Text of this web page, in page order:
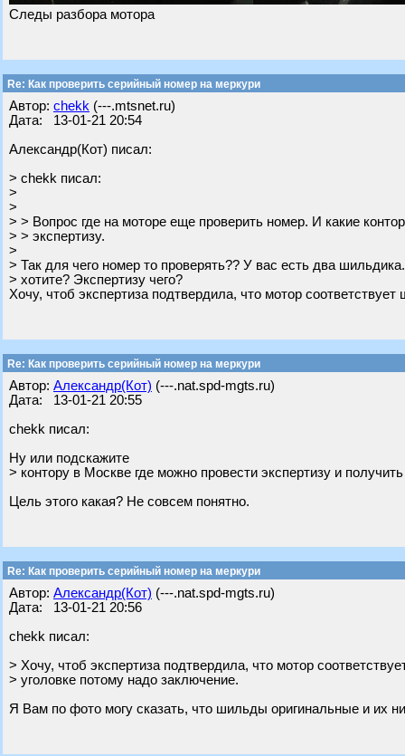
Следы разбора мотора
Re: Как проверить серийный номер на меркури
Автор: chekk (---.mtsnet.ru)
Дата: 13-01-21 20:54
Александр(Кот) писал:
> chekk писал:
>
>
> > Вопрос где на моторе еще проверить номер. И какие
> > экспертизу.
>
> Так для чего номер то проверять?? У вас есть два
> хотите? Экспертизу чего?
Хочу, чтоб экспертиза подтвердила, что мотор
Re: Как проверить серийный номер на меркури
Автор: Александр(Кот) (---.nat.spd-mgts.ru)
Дата: 13-01-21 20:55
chekk писал:
Ну или подскажите
> контору в Москве где можно провести экспертизу и
Цель этого какая? Не совсем понятно.
Re: Как проверить серийный номер на меркури
Автор: Александр(Кот) (---.nat.spd-mgts.ru)
Дата: 13-01-21 20:56
chekk писал:
> Хочу, чтоб экспертиза подтвердила, что мотор
> уголовке потому надо заключение.
Я Вам по фото могу сказать, что шильды оригинальные и их